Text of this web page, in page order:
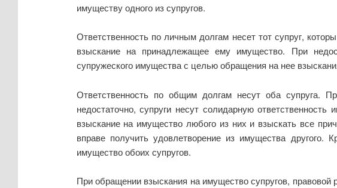
имуществу одного из супругов.
Ответственность по личным долгам несет тот супруг,
взыскание на принадлежащее ему имущество. При
супружеского имущества с целью обращения на нее
Ответственность по общим долгам несут оба супруга.
недостаточно, супруги несут солидарную
взыскание на имущество любого из них и взыскать все
вправе получить удовлетворение из имущества другого.
имущество обоих супругов.
При обращении взыскания на имущество супругов,